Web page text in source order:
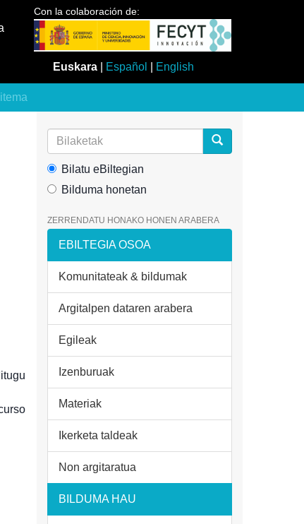
Con la colaboración de:
Euskara Español English
Bilatu eBiltegian
Bilduma honetan
ZERRENDATU HONAKO HONEN ARABERA
EBILTEGIA OSOA
Komunitateak & bildumak
Argitalpen dataren arabera
Egileak
Izenburuak
Materiak
Ikerketa taldeak
Non argitaratua
BILDUMA HAU